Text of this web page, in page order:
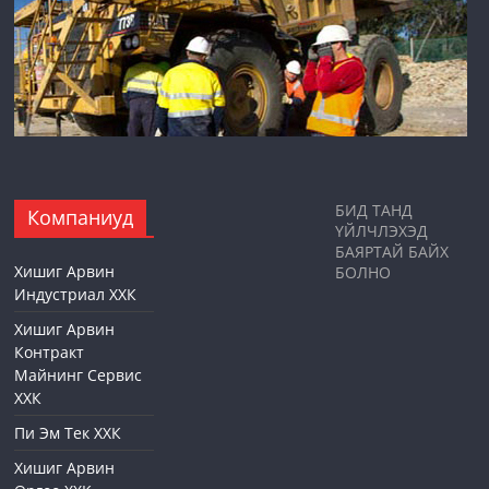
Компаниуд
Хишиг Арвин
Индустриал ХХК
Хишиг Арвин
Контракт
Майнинг Сервис
ХХК
Пи Эм Тек ХХК
Хишиг Арвин
БИД ТАНД
ҮЙЛЧЛЭХЭД
БАЯРТАЙ БАЙХ
БОЛНО